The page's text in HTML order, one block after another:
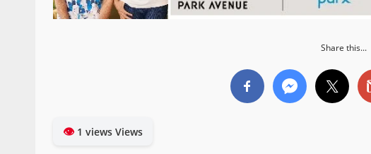
Share this...
👁1 views Views